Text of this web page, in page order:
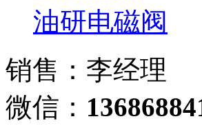
油研电磁阀
销售：李经理
微信：